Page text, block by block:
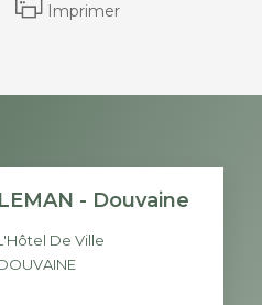
Imprimer
- Douvaine
De Ville